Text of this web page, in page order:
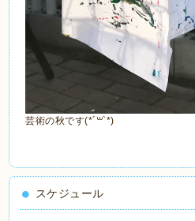
芸術の秋です(*´꒳`*)
スケジュール